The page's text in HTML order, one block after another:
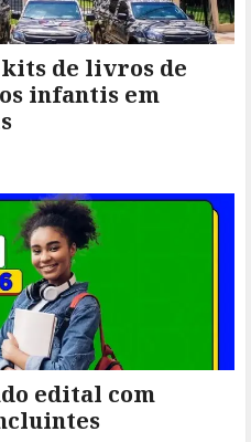
de livros de
infantis em
edital com